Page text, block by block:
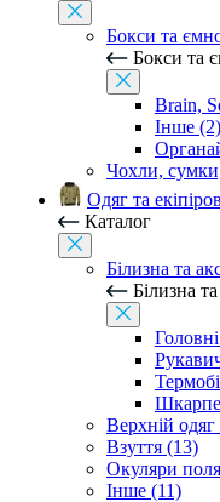
Бокси та
Бокси та
Brain,
Інше (2)
Чохли,
Одяг та
Каталог
Білизна та
Білизна
Верхній одяг
Взуття (13)
Окуляри
Інше (11)